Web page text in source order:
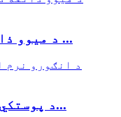
OEM / ODM د میوو ذائقه لیچ ...
د پوستکي نرم ژوول شوي انګور...